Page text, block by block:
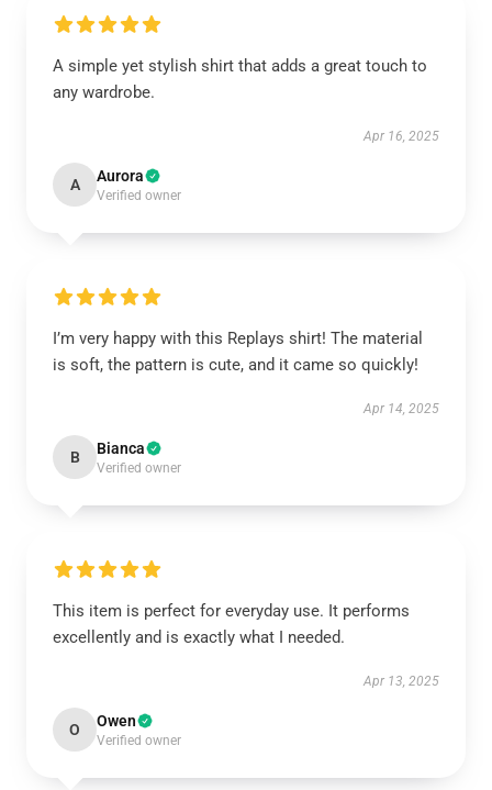
A simple yet stylish shirt that adds a great touch to
any wardrobe.
Apr 16, 2025
A Aurora
Verified owner
I’m very happy with this Replays shirt! The material
is soft, the pattern is cute, and it came so quickly!
Apr 14, 2025
B Bianca
Verified owner
This item is perfect for everyday use. It performs
excellently and is exactly what I needed.
Apr 13, 2025
O Owen
Verified owner